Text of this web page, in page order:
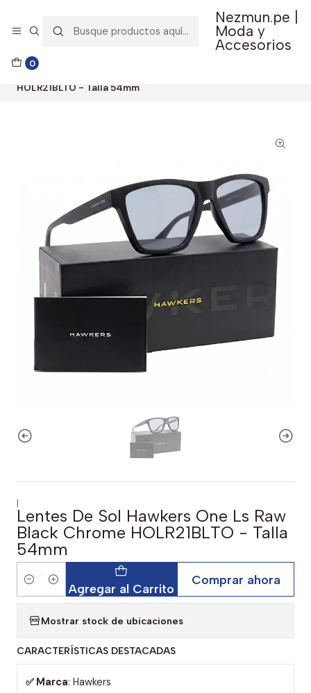
Nezmun.pe |
Moda y
Accesorios
0
🚚 Envío GRATIS por compras mayores a S/ 150
HOLR21BLTO - Talla 54mm
|
Lentes De Sol Hawkers One Ls Raw
Black Chrome HOLR21BLTO - Talla
54mm
Cantidad Agregar al Carrito
Comprar ahora
Mostrar stock de ubicaciones
CARACTERÍSTICAS DESTACADAS
✅ Marca: Hawkers